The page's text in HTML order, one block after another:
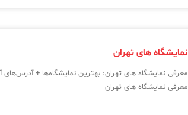
نمایشگاه های تهران
معرفی نمایشگاه‌ های تهران: بهترین نمایشگاه‌ها + آدرس‌های
معرفی نمایشگاه های تهران